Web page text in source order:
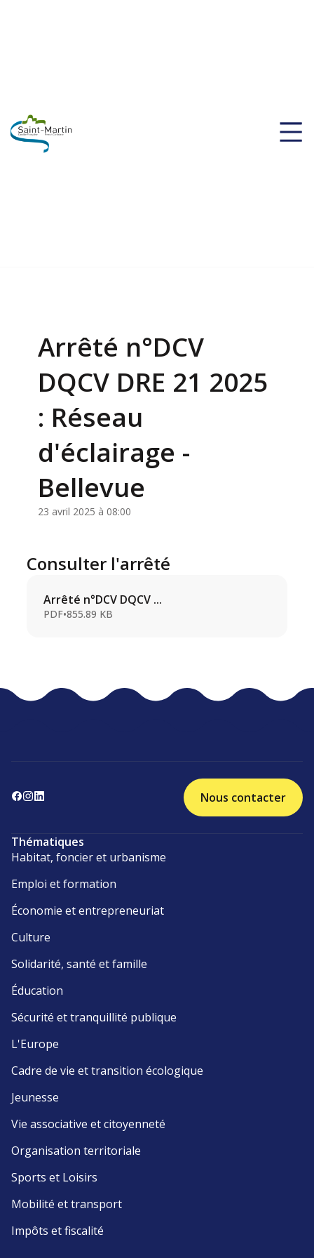
Arrêté n°DCV
DQCV DRE 21 2025
: Réseau
d'éclairage -
Bellevue
23 avril 2025 à 08:00
Consulter l'arrêté
Arrêté n°DCV DQCV ...
PDF•855.89 KB
Nous contacter
Thématiques
Habitat, foncier et urbanisme
Emploi et formation
Économie et entrepreneuriat
Culture
Solidarité, santé et famille
Éducation
Sécurité et tranquillité publique
L'Europe
Cadre de vie et transition écologique
Jeunesse
Vie associative et citoyenneté
Organisation territoriale
Sports et Loisirs
Mobilité et transport
Impôts et fiscalité